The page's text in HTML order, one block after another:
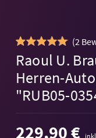
(2
Raoul U.
Herren-
"RUB05-
229,90 €